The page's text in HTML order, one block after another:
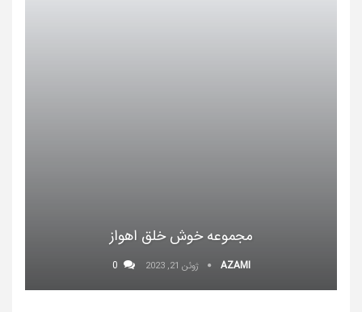
مجموعه خوش خلق اهواز
AZAMI ژوئن 21, 2023